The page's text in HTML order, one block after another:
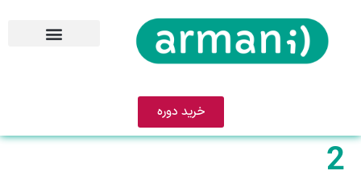
خرید دوره
2